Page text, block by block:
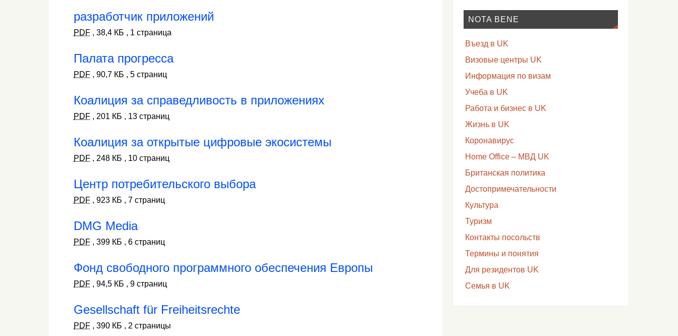
разработчик приложений
PDF , 38,4 КБ , 1 страница
Палата прогресса
PDF , 90,7 КБ , 5 страниц
Коалиция за справедливость в приложениях
PDF , 201 КБ , 13 страниц
Коалиция за открытые цифровые экосистемы
PDF , 248 КБ , 10 страниц
Центр потребительского выбора
PDF , 923 КБ , 7 страниц
DMG Media
PDF , 399 КБ , 6 страниц
Фонд свободного программного обеспечения Европы
PDF , 94,5 КБ , 9 страниц
Gesellschaft für Freiheitsrechte
PDF , 390 КБ , 2 страницы
NOTA BENE
Въезд в UK
Визовые центры UK
Информация по визам
Учеба в UK
Работа и бизнес в UK
Жизнь в UK
Коронавирус
Home Office – МВД UK
Британская политика
Достопримечательности
Культура
Туризм
Контакты посольств
Термины и понятия
Для резидентов UK
Семья в UK